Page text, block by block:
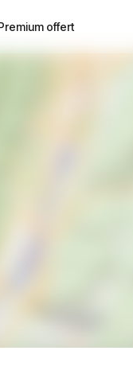
offert